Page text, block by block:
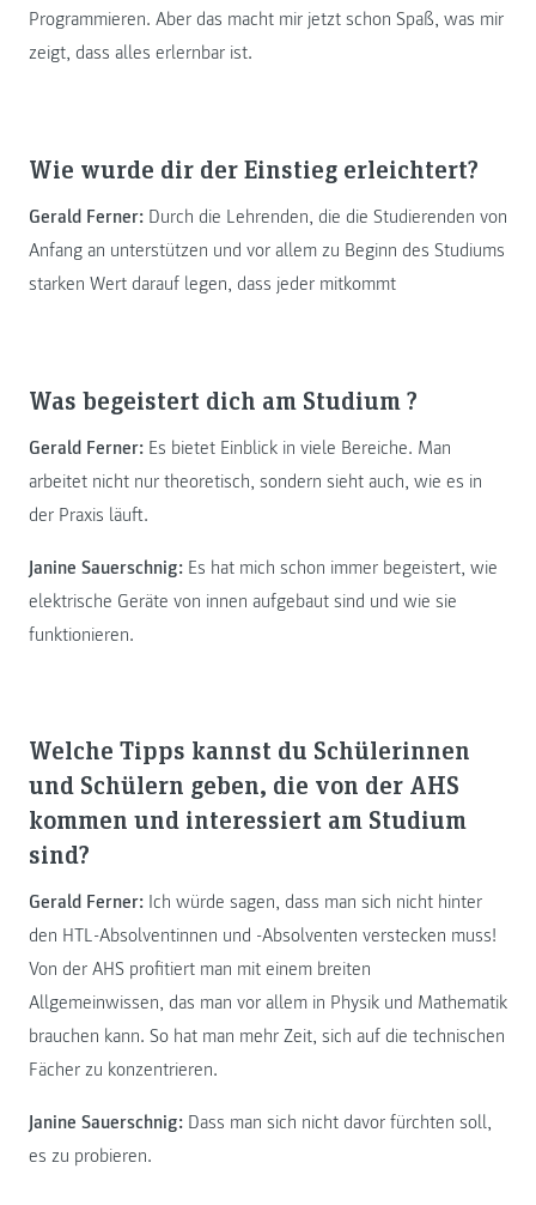
Programmieren. Aber das macht mir jetzt schon Spaß, was mir
zeigt, dass alles erlernbar ist.
Wie wurde dir der Einstieg erleichtert?
Gerald Ferner: Durch die Lehrenden, die die Studierenden von
Anfang an unterstützen und vor allem zu Beginn des Studiums
starken Wert darauf legen, dass jeder mitkommt
Was begeistert dich am Studium ?
Gerald Ferner: Es bietet Einblick in viele Bereiche. Man
arbeitet nicht nur theoretisch, sondern sieht auch, wie es in
der Praxis läuft.
Janine Sauerschnig: Es hat mich schon immer begeistert, wie
elektrische Geräte von innen aufgebaut sind und wie sie
funktionieren.
Welche Tipps kannst du Schülerinnen
und Schülern geben, die von der AHS
kommen und interessiert am Studium
sind?
Gerald Ferner: Ich würde sagen, dass man sich nicht hinter
den HTL-Absolventinnen und -Absolventen verstecken muss!
Von der AHS profitiert man mit einem breiten
Allgemeinwissen, das man vor allem in Physik und Mathematik
brauchen kann. So hat man mehr Zeit, sich auf die technischen
Fächer zu konzentrieren.
Janine Sauerschnig: Dass man sich nicht davor fürchten soll,
es zu probieren.